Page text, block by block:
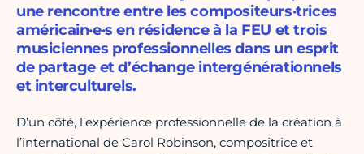
une rencontre entre les compositeurs·trices
américain·e·s en résidence à la FEU et trois
musiciennes professionnelles dans un esprit
de partage et d’échange intergénérationnels
et interculturels.
D’un côté, l’expérience professionnelle de la création à
l’international de Carol Robinson, compositrice et